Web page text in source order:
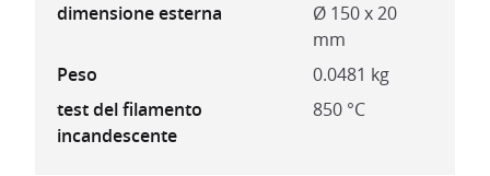
dimensione esterna
Ø 150 x 20
mm
Peso
0.0481 kg
test del filamento
incandescente
850 °C